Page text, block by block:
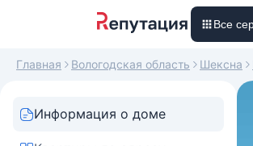
Все
Главная Вологодская область Шексна
Информация о доме